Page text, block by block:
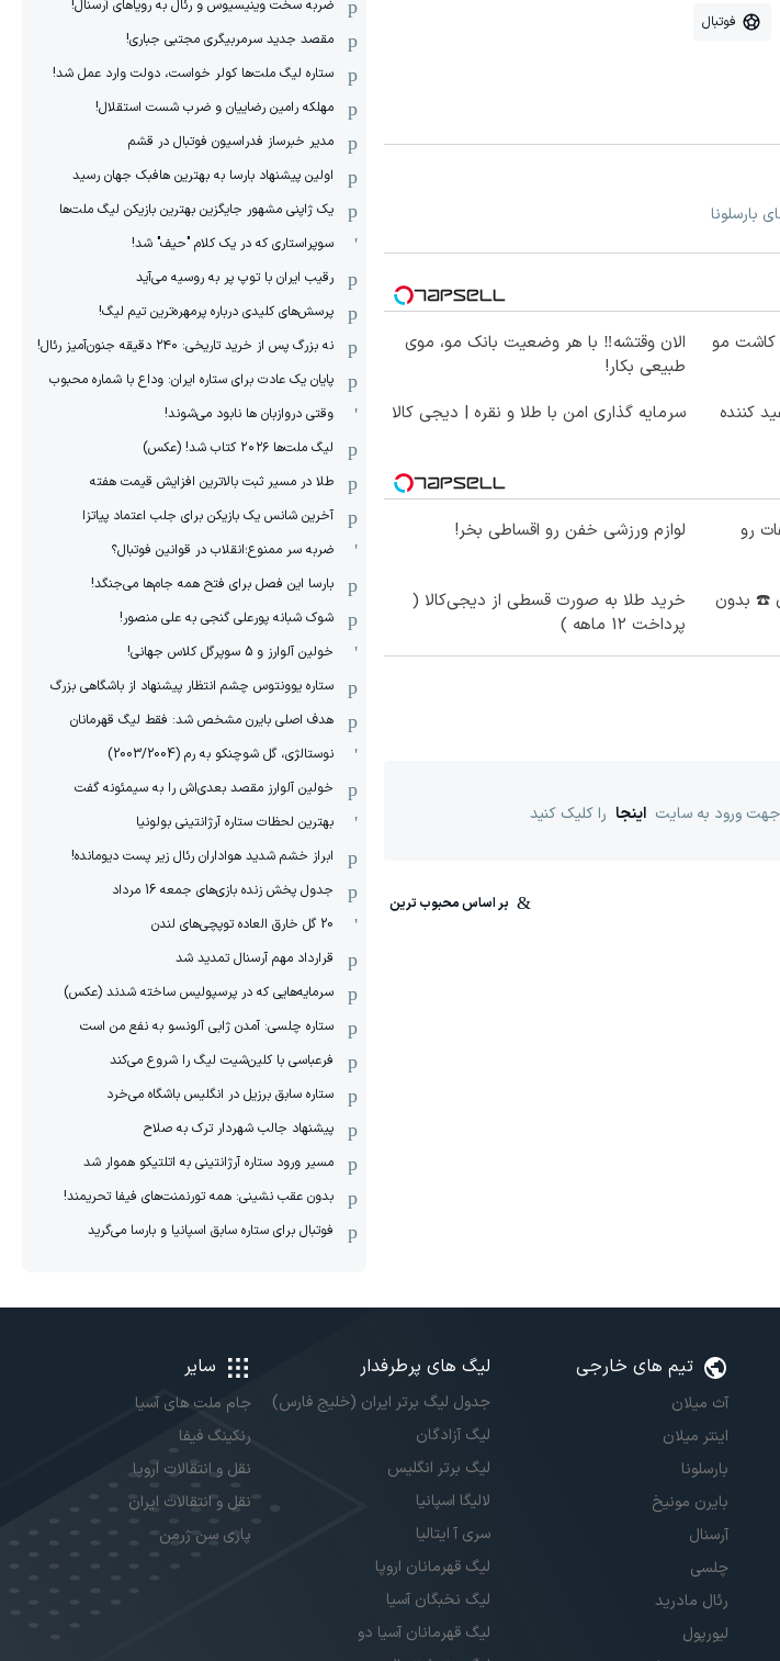
فوتبال
بارسلونا
کاشت مو
الان وقتشه‼️ با هر وضعیت بانک مو، موی
طبیعی بکار!
کننده
سرمایه گذاری امن با طلا و نقره | دیجی کالا
رو
لوازم ورزشی خفن رو اقساطی بخر!
☎️ بدون
خرید طلا به صورت قسطی از دیجی‌کالا (
پرداخت 12 ماهه )
جهت ورود به سایت اینجا را کلیک کنید
ضربه سخت وینیسیوس و رئال به رویاهای آرسنال!
مقصد جدید سرمربیگری مجتبی جباری!
ستاره لیگ ملت‌ها کولر خواست، دولت وارد عمل شد!
مهلکه رامین رضاییان و ضرب شست استقلال!
مدیر خبرساز فدراسیون فوتبال در قشم
اولین پیشنهاد بارسا به بهترین هافبک جهان رسید
یک ژاپنی مشهور جایگزین بهترین بازیکن لیگ ملت‌ها
سوپراستاری که در یک کلام "حیف" شد!
رقیب ایران با توپ پر به روسیه می‌آید
پرسش‌های کلیدی درباره پرمهره‌ترین تیم لیگ!
نه بزرگ پس از خرید تاریخی: ۲۴۰ دقیقه جنون‌آمیز رئال!
پایان یک عادت برای ستاره ایران: وداع با شماره محبوب
وقتی دروازبان ها نابود می‌شوند!
لیگ ملت‌ها ٢٠٢۶ کتاب شد! (عکس)
طلا در مسیر ثبت بالاترین افزایش قیمت هفته
آخرین شانس یک بازیکن برای جلب اعتماد پیاتزا
ضربه سر ممنوع؛انقلاب در قوانین فوتبال؟
بارسا این فصل برای فتح همه جام‌ها می‌جنگد!
شوک شبانه پورعلی گنجی به علی منصور!
خولین آلوارز و 5 سوپرگل کلاس جهانی!
ستاره یوونتوس چشم انتظار پیشنهاد از باشگاهی بزرگ
هدف اصلی بایرن مشخص شد: فقط لیگ قهرمانان
نوستالژی، گل شوچنکو به رم (2003/2004)
خولین آلوارز مقصد بعدی‌اش را به سیمئونه گفت
بهترین لحظات ستاره آرژانتینی بولونیا
ابراز خشم شدید هواداران رئال زیر پست دیومانده!
جدول پخش زنده بازی‌های جمعه 16 مرداد
20 گل خارق العاده توپچی‌های لندن
قرارداد مهم آرسنال تمدید شد
سرمایه‌هایی که در پرسپولیس ساخته شدند (عکس)
ستاره چلسی: آمدن ژابی آلونسو به نفع من است
فرعباسی با کلین‌شیت لیگ را شروع می‌کند
ستاره سابق برزیل در انگلیس باشگاه می‌خرد
پیشنهاد جالب شهردار ترک به صلاح
مسیر ورود ستاره آرژانتینی به اتلتیکو هموار شد
بدون عقب نشینی: همه تورنمنت‌های فیفا تحریمند!
فوتبال برای ستاره سابق اسپانیا و بارسا می‌گرید
تیم های خارجی
آث میلان
اینتر میلان
بارسلونا
بایرن مونیخ
آرسنال
چلسی
رئال مادرید
لیورپول
لیگ های پرطرفدار
جدول لیگ برتر ایران (خلیج فارس)
لیگ آزادگان
لیگ برتر انگلیس
لالیگا اسپانیا
سری آ ایتالیا
لیگ قهرمانان اروپا
لیگ نخبگان آسیا
لیگ قهرمانان آسیا دو
سایر
جام ملت های آسیا
رنکینگ فیفا
نقل و انتقالات اروپا
نقل و انتقالات ایران
پاری سن ژرمن